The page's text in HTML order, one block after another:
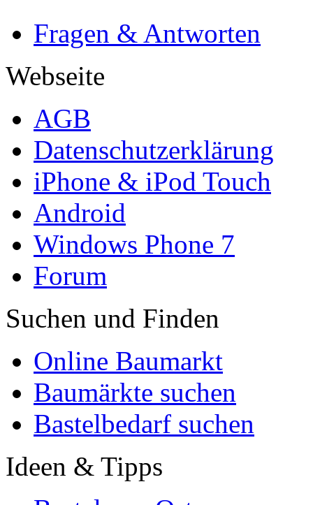
Fragen & Antworten
Webseite
AGB
Datenschutzerklärung
iPhone & iPod Touch
Android
Windows Phone 7
Forum
Suchen und Finden
Online Baumarkt
Baumärkte suchen
Bastelbedarf suchen
Ideen & Tipps